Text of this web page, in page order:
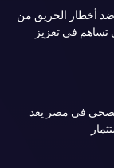
ضد أخطار الحريق من
تساهم في تعزيز
في مصر يعد